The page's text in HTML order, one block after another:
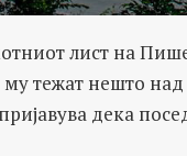
лист на
тежат нешто над
дека